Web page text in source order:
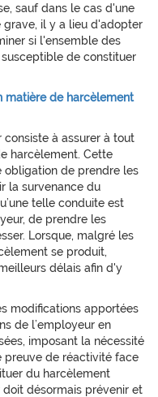
sauf dans le cas d'une
il y a lieu d'adopter
si l'ensemble des
de constituer
matière de harcèlement
à assurer à tout
harcèlement. Cette
de prendre les
la survenance du
telle conduite est
de prendre les
Lorsque, malgré les
se produit,
délais afin d'y
modifications apportées
de l’employeur en
imposant la nécessité
preuve de réactivité face
du harcèlement
doit désormais prévenir et